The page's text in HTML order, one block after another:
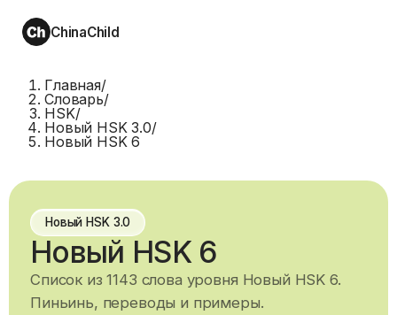
ChinaChild
Главная/
Словарь/
HSK/
Новый HSK 3.0/
Новый HSK 6
Новый HSK 3.0
Новый HSK 6
Список из 1143 слова уровня Новый HSK 6.
Пиньинь, переводы и примеры.